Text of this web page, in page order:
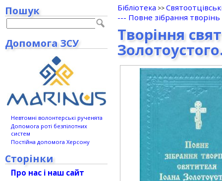
Бібліотека
--- Повне зібрання творінь
Творіння
Пошук
Допомога ЗСУ
Невтомні волонтерські рученята
Допомога роті безпілотних
систем
Постійна допомога Херсону
Сторінки
Про нас і наш сайт